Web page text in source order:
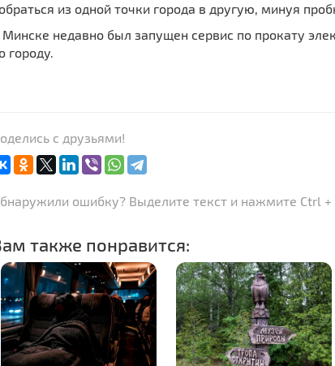
из одной точки города в другую, минуя
Минске недавно был запущен сервис по прокату
городу.
с друзьями!
ошибку? Выделите текст и нажмите Ctrl +
также понравится: